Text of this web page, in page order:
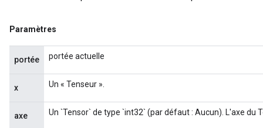
Paramètres
portée portée actuelle
x Un « Tenseur ».
axe Un `Tensor` de type `int32` (par défaut : Aucun). L'axe